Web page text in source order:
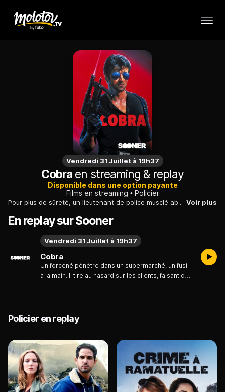
Vendredi 31 Juillet à 19h37
Cobra en streaming & replay
Disponible dans une option payante
Films en streaming
Policier
Pour plus de sûreté, un lieutenant de police musclé abat les criminels avant de les arrêter, au grand désespoir de ses supérieurs hiérarchiques. Voir plus
En replay sur Sooner
Cobra
Un forcené pénètre dans un supermarché, un fusil
à la main. Il tire au hasard sur les clients, faisant de
chefs mais terriblement efficace...
Vendredi 31 Juillet à 19h37
Policier en replay